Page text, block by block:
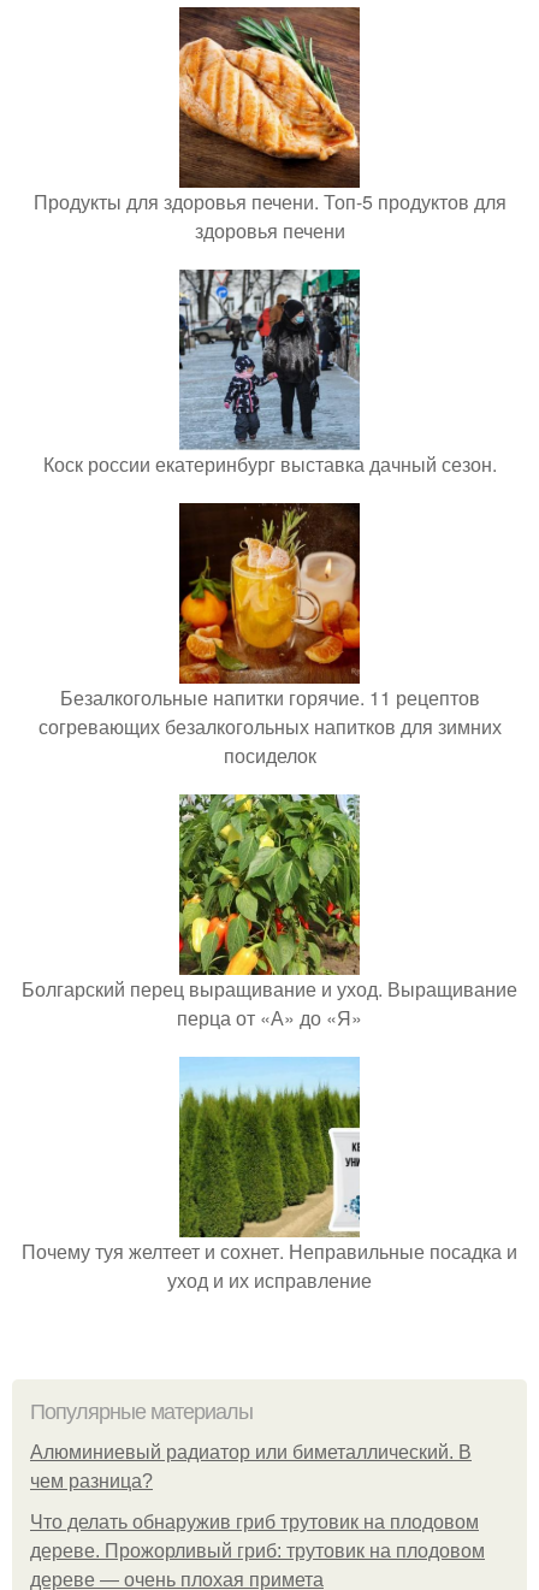
Продукты для здоровья печени. Топ-5 продуктов для
здоровья печени
Коск россии екатеринбург выставка дачный сезон.
Безалкогольные напитки горячие. 11 рецептов
согревающих безалкогольных напитков для зимних
посиделок
Болгарский перец выращивание и уход. Выращивание
перца от «А» до «Я»
Почему туя желтеет и сохнет. Неправильные посадка и
уход и их исправление
Популярные материалы
Алюминиевый радиатор или биметаллический. В
чем разница?
Что делать обнаружив гриб трутовик на плодовом
дереве. Прожорливый гриб: трутовик на плодовом
дереве — очень плохая примета